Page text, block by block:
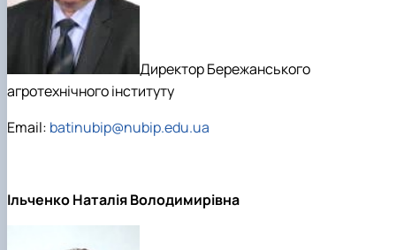
Директор Бережанського
агротехнічного інституту
Email: batinubip@nubip.edu.ua
Ільченко Наталія Володимирівна